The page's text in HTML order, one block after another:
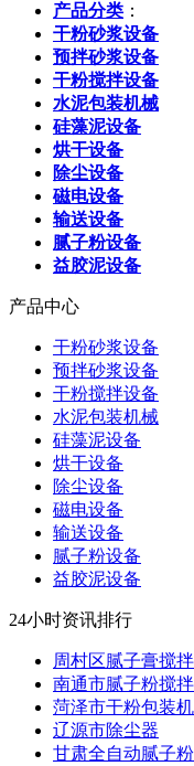
产品分类 ：
干粉砂浆设备
预拌砂浆设备
干粉搅拌设备
水泥包装机械
硅藻泥设备
烘干设备
除尘设备
磁电设备
输送设备
腻子粉设备
益胶泥设备
产品中心
干粉砂浆设备
预拌砂浆设备
干粉搅拌设备
水泥包装机械
硅藻泥设备
烘干设备
除尘设备
磁电设备
输送设备
腻子粉设备
益胶泥设备
24小时资讯排行
周村区腻子膏搅
南通市腻子粉搅
菏泽市干粉包装
辽源市除尘器
甘肃全自动腻子